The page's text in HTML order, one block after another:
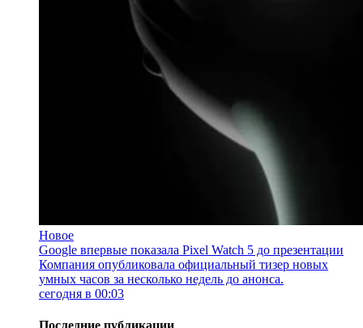
Новое
Google впервые показала Pixel Watch 5 до презентации
Компания опубликовала официальный тизер новых
умных часов за несколько недель до анонса.
сегодня в 00:03